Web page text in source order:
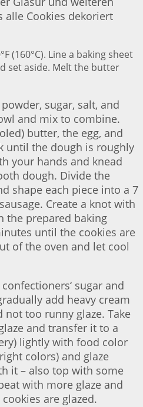
alle Cookies dekoriert
(160°C). Line a baking sheet
set aside. Melt the butter
sugar, salt, and
and mix to combine.
butter, the egg, and
until the dough is roughly
your hands and knead
dough. Divide the
shape each piece into a 7
Create a knot with
the prepared baking
until the cookies are
of the oven and let cool
sugar and
add heavy cream
too runny glaze. Take
and transfer it to a
lightly with food color
colors) and glaze
it – also top with some
with more glaze and
are glazed.